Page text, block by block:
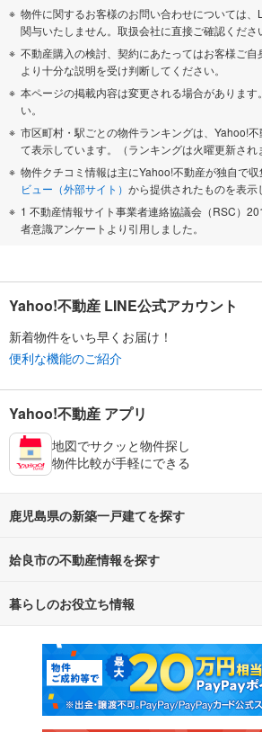
物件に関するお客様のお問い合わせについては
関与いたしません。取扱会社に直接ご確認くださ
不動産購入の検討、契約にあたってはお客様ご
より十分な説明を受け判断してください。
本ページの掲載内容は変更される場合があります
い。
市区町村・駅ごとの物件ランキングは、Yahoo!
て表示しています。（ランキングは火曜更新され
物件クチコミ情報は主にYahoo!不動産が独自で
ビュー（外部サイト） から提供されたものを表示
1 不動産情報サイト事業者連絡協議会（RSC）
者意識アンケートより引用しました。
Yahoo!不動産 LINE公式アカウント
新着物件をいち早くお届け！
便利な機能のご紹介
Yahoo!不動産 アプリ
地図でサクッと物件探し
物件比較が手軽にできる
鹿児島県の新築一戸建てを探す
路線・駅から探す
通勤・通学時間から探す
姶良市の不動産情報を探す
不動産・住宅
新築マンション 中古マ
新築一戸建て 中古一
暮らしのお役立ち情報
マンションカタログ 教えて